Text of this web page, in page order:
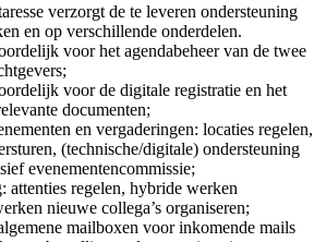
verzorgt de te leveren ondersteuning
en op verschillende onderdelen.
voor het agendabeheer van de twee
voor de digitale registratie en het
documenten;
en vergaderingen: locaties regelen,
(technische/digitale) ondersteuning
evenementencommissie;
attenties regelen, hybride werken
nieuwe collega’s organiseren;
mailboxen voor inkomende mails